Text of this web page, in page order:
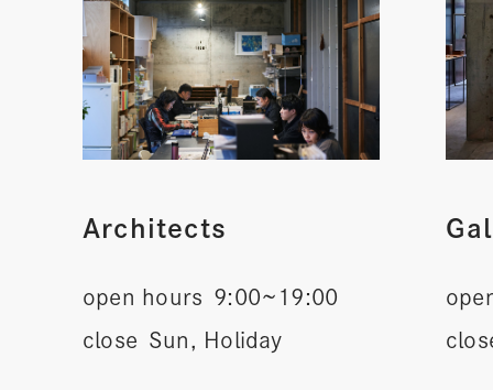
Architects
open hours 9:00~19:00
close Sun, Holiday